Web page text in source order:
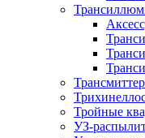
Тройные
УЗ-